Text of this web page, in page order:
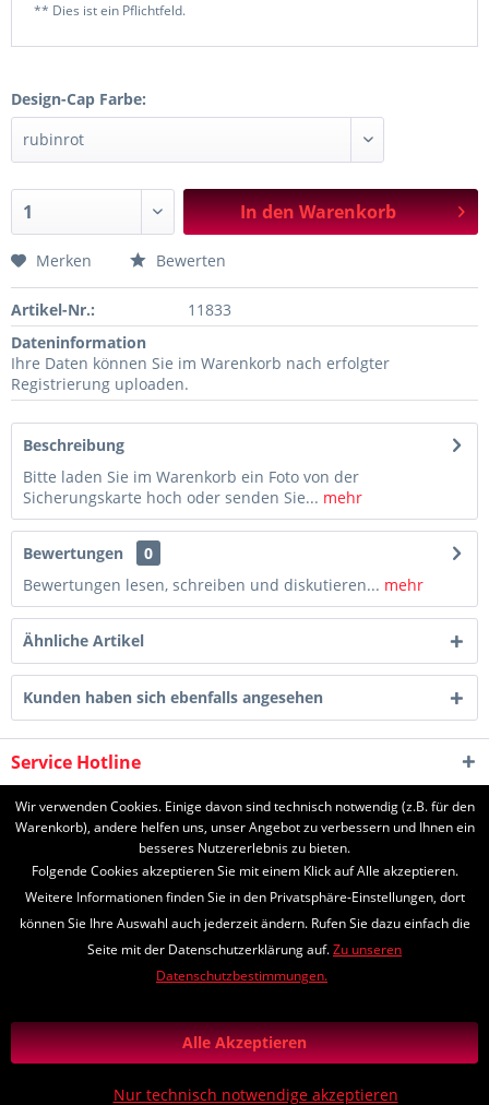
** Dies ist ein Pflichtfeld.
Design-Cap Farbe:
In denWarenkorb
Merken Bewerten
Artikel-Nr.:
11833
Dateninformation
Ihre Daten können Sie im Warenkorb nach erfolgter
Registrierung uploaden.
Beschreibung
Bitte laden Sie im Warenkorb ein Foto von der
Sicherungskarte hoch oder senden Sie... mehr
Bewertungen
0
Bewertungen lesen, schreiben und diskutieren... mehr
Ähnliche Artikel
Kunden haben sich ebenfalls angesehen
Service Hotline
Shop Service
* Alle Preise inkl. gesetzl. Mehrwertsteuer zzgl.Versandkosten
Nachnahmegebühren, wenn nicht anders beschrieben
*Lieferzeiten
Zahlungs- und Versandinformationen
Diese Seite ist geschützt durch reCAPTCHA, die Google
Realisiert mit Shopware
Wir verwenden Cookies. Einige davon sind technisch notwendig (z.B. für den
Warenkorb), andere helfen uns, unser Angebot zu verbessern und Ihnen ein
besseres Nutzererlebnis zu bieten.
Folgende Cookies akzeptieren Sie mit einem Klick auf Alle akzeptieren.
Weitere Informationen finden Sie in den Privatsphäre-Einstellungen, dort
können Sie Ihre Auswahl auch jederzeit ändern. Rufen Sie dazu einfach die
Seite mit der Datenschutzerklärung auf.Zu unseren
Datenschutzbestimmungen.
Nur technisch notwendige akzeptieren
Alle Akzeptieren